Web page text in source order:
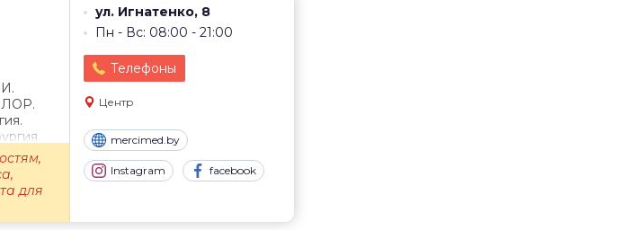
ул. Игнатенко, 8
Пн - Вс: 08:00 - 21:00
Телефоны
Центр
mercimed.by
Instagram facebook
ЛОР.
для